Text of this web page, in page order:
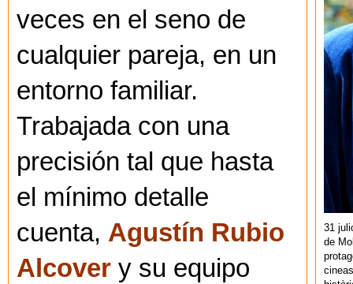
veces en el seno de
cualquier pareja, en un
entorno familiar.
Trabajada con una
precisión tal que hasta
el mínimo detalle
cuenta, Agustín Rubio
Alcover y su equipo
31
de